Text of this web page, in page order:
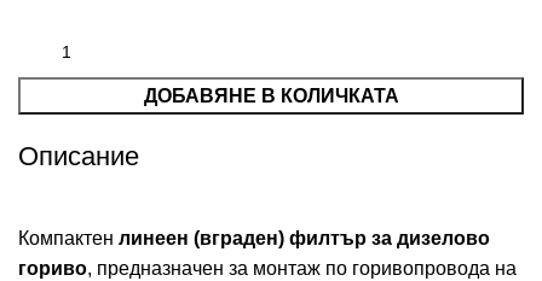
ДОБАВЯНЕ В КОЛИЧКАТА
Описание
Компактен линеен (вграден) филтър за дизелово
гориво, предназначен за монтаж по горивопровода на